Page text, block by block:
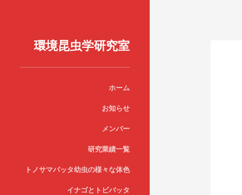
環境昆虫学研究室
ホーム
お知らせ
メンバー
研究業績一覧
トノサマバッタ幼虫の様々な体色
イナゴとトビバッタ